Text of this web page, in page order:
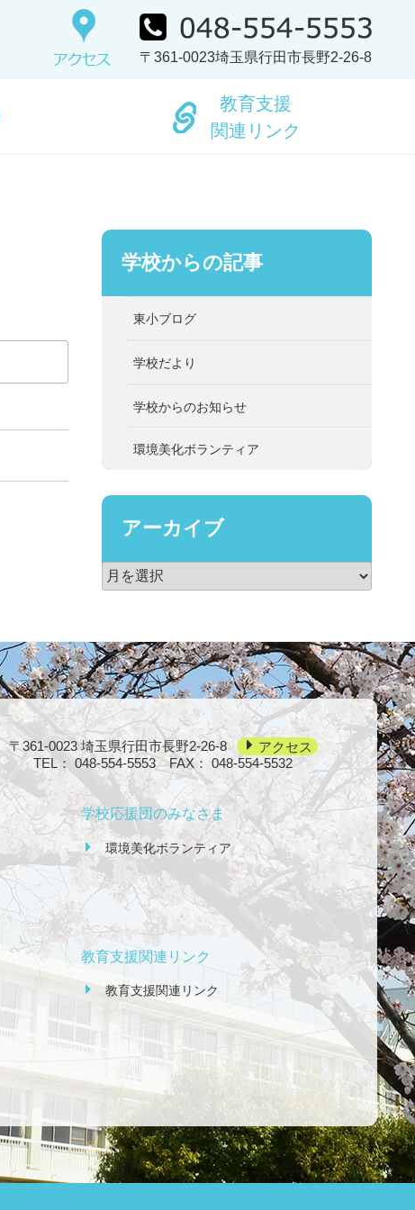
〒361-0023埼玉県行田市長野2-26-8
教育支援
関連リンク
学校からの記事
東小ブログ
学校だより
学校からのお知らせ
環境美化ボランティア
アーカイブ
学校応援団のみなさま
環境美化ボランティア
教育支援関連リンク
教育支援関連リンク
〒361-0023埼玉県行田市長野2-26-8
アクセス
TEL：048-554-5553FAX： 048-554-5532